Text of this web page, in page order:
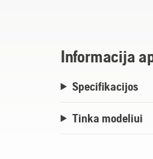
Informacija
Specifikacijos
Tinka modeliui